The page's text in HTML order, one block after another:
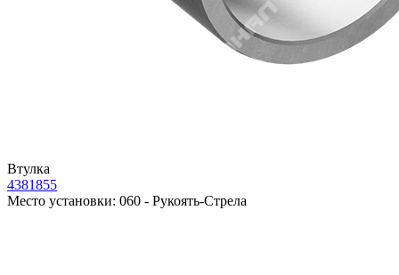
Втулка
4381855
Место установки: 060 - Рукоять-Стрела